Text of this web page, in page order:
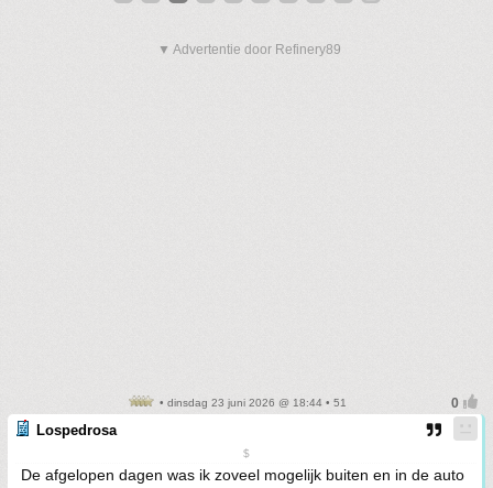
▼ Advertentie door Refinery89
• dinsdag 23 juni 2026 @ 18:44 • 51
Lospedrosa
$
De afgelopen dagen was ik zoveel mogelijk buiten en in de auto